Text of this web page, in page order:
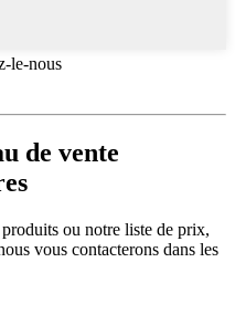
le-nous
de vente
ou notre liste de prix,
vous contacterons dans les